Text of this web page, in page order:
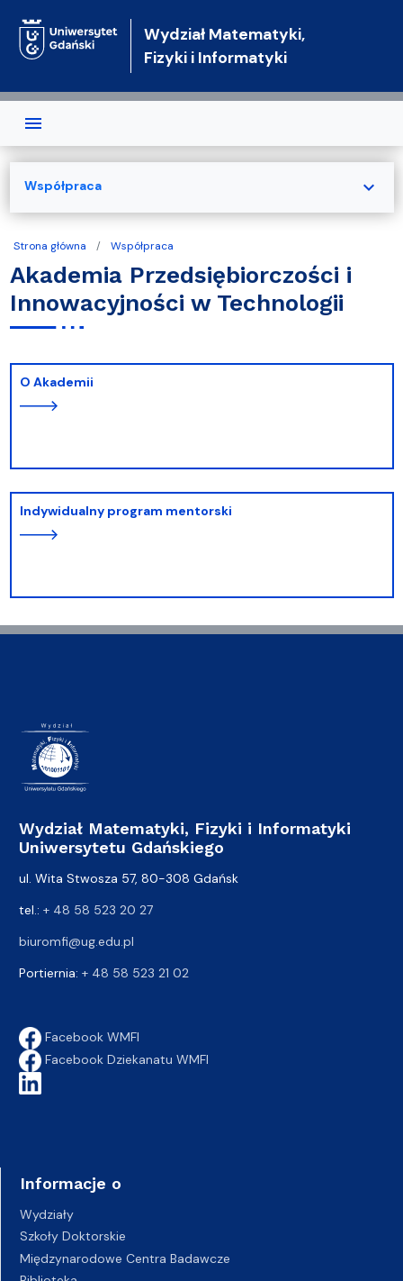
Wydział Matematyki,
Fizyki i Informatyki
Strona główna Współpraca
Akademia Przedsiębiorczości i
Innowacyjności w Technologii
O Akademii
Indywidualny program mentorski
Współpraca expand_more
Wydział Matematyki, Fizyki i Informatyki
Uniwersytetu Gdańskiego
ul. Wita Stwosza 57, 80-308 Gdańsk
tel.: + 48 58 523 20 27
biuromfi@ug.edu.pl
Portiernia: + 48 58 523 21 02
Facebook WMFI
Facebook Dziekanatu WMFI
Informacje o
Wydziały
Szkoły Doktorskie
Międzynarodowe Centra Badawcze